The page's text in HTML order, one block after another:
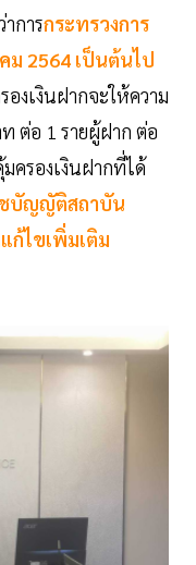
การกระทรวงการ
ม 2564 เป็นต้นไป
งเงินฝากจะให้ความ
ต่อ 1 รายผู้ฝาก ต่อ
ครองเงินฝากที่ได้
บัญญัติสถาบัน
ก้ไขเพิ่มเติม